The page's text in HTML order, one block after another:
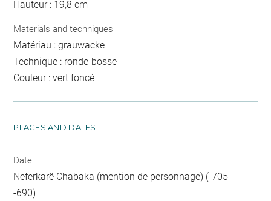
Hauteur : 19,8 cm
Materials and techniques
Matériau : grauwacke
Technique : ronde-bosse
Couleur : vert foncé
PLACES AND DATES
Date
Neferkarê Chabaka (mention de personnage) (-705 -
-690)